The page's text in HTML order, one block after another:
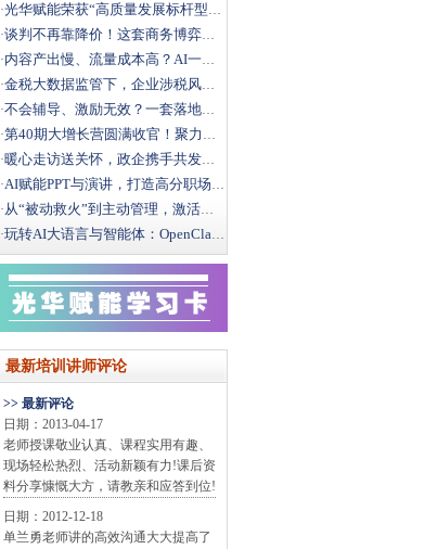
·光华赋能荣获“高质量发展标杆型企业”
·谈判不再靠降价！这套商务博弈法，直接拿下大客户
·内容产出慢、流量成本高？AI一站式搭建自动化营销体系
·金税大数据监管下，企业涉税风险如何破局？
·不会辅导、激励无效？一套落地方法打造高绩效团队
·第40期大增长营圆满收官！聚力破局，向结构性增长而行
·暖心走访送关怀，政企携手共发展｜文新街道领导莅临光华
·AI赋能PPT与演讲，打造高分职场汇报
·从“被动救火”到主动管理，激活一线班组效能
·玩转AI大语言与智能体：OpenClaw办公实战全攻
最新培训讲师评论
>> 最新评论
日期：2013-04-17
老师授课敬业认真、课程实用有趣、
现场轻松热烈、活动新颖有力!课后资
料分享慷慨大方，请教亲和应答到位!
日期：2012-12-18
单兰勇老师讲的高效沟通大大提高了